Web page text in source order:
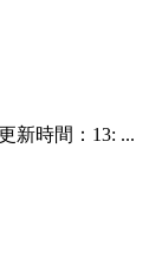
新時間：13: ...